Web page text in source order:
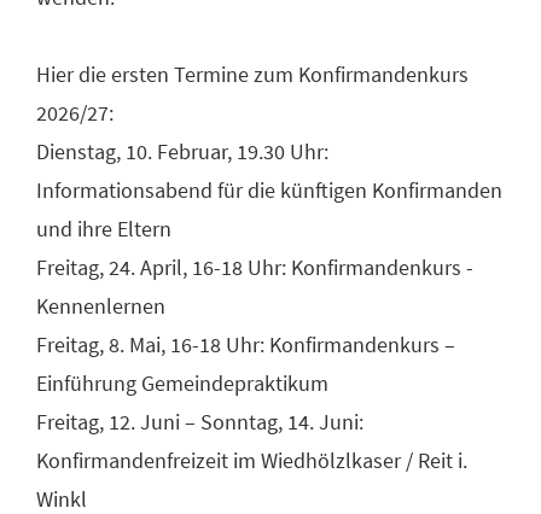
Hier die ersten Termine zum Konfirmandenkurs
2026/27:
Dienstag, 10. Februar, 19.30 Uhr:
Informationsabend für die künftigen Konfirmanden
und ihre Eltern
Freitag, 24. April, 16-18 Uhr: Konfirmandenkurs -
Kennenlernen
Freitag, 8. Mai, 16-18 Uhr: Konfirmandenkurs –
Einführung Gemeindepraktikum
Freitag, 12. Juni – Sonntag, 14. Juni:
Konfirmandenfreizeit im Wiedhölzlkaser / Reit i.
Winkl